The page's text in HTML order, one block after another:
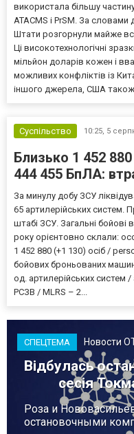
використала більшу
ATACMS і PrSM. За
Штати розгорнули майже
Ці високотехнологічні
мільйон доларів кожен і
можливих конфліктів із
іншого джерела, США також
Суспільство 10:25, 5
Близько 1 452
444 455 БпЛА:
За минулу добу ЗСУ
65 артилерійських систем.
штабі ЗСУ. Загальні бойові
року орієнтовно склали:
1 452 880 (+1 130) осіб /
бойових броньованих
од. артилерійських систем
РСЗВ / MLRS – 2...
СПЕЦТЕМА Новости
Відбулась
сесія
Роза и
остановочными